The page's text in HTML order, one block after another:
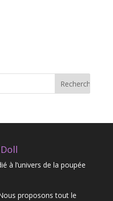
à l’univers de la poupée
proposons tout le